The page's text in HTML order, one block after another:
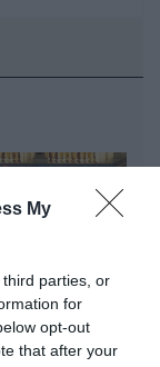
My
parties, or
for
opt-out
that after your